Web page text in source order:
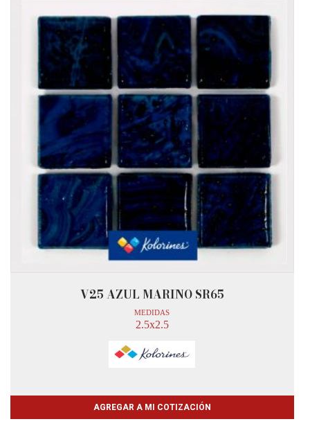
V25 AZUL MARINO SR65
MEDIDAS
2.5x2.5
AGREGAR A MI COTIZACIÓN